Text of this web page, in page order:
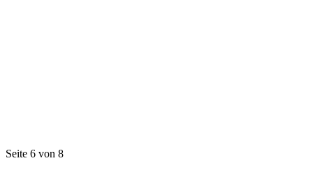
Seite 6 von 8